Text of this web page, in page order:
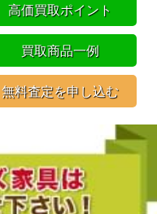
高価買取ポイント
買取商品一例
無料査定を申し込む